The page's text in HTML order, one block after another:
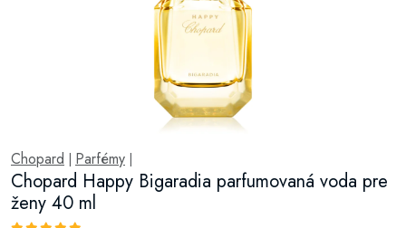
Chopard Parfémy
Chopard Happy Bigaradia parfumovaná voda pre
ženy 40 ml